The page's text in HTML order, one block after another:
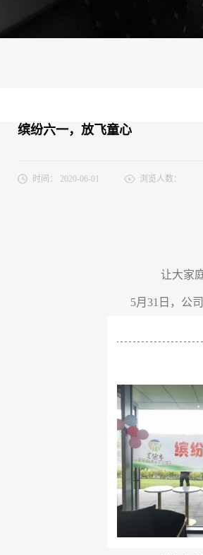
缤纷六一，放飞童心
时间： 2020-06-01 浏览人数：
让大家
5月31日，公